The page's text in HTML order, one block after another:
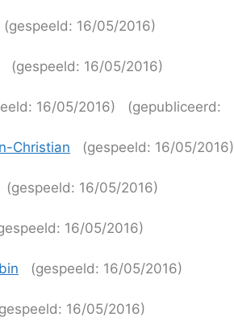
(gespeeld: 16/05/2016)
(gespeeld: 16/05/2016)
16/05/2016)
(gepubliceerd:
Christian
(gespeeld: 16/05/2016)
(gespeeld: 16/05/2016)
16/05/2016)
(gespeeld: 16/05/2016)
16/05/2016)